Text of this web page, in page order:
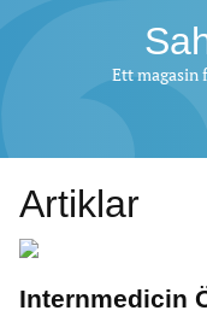
Ett magasin
Artiklar
Internmedicin